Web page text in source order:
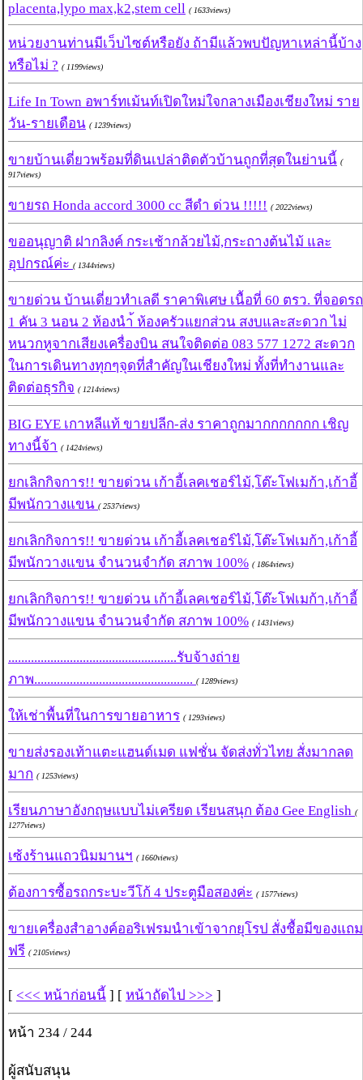
placenta,lypo max,k2,stem cell ( 1633views)
หน่วยงานท่านมีเว็บไซต์หรือยัง ถ้ามีแล้วพบปัญหาเหล่านี้บ้าง
หรือไม่ ? ( 1199views)
Life In Town อพาร์ทเม้นท์เปิดใหม่ใจกลางเมืองเชียงใหม่ ราย
วัน-รายเดือน ( 1239views)
ขายบ้านเดี่ยวพร้อมที่ดินเปล่าติดตัวบ้านถูกที่สุดในย่านนี้ (
917views)
ขายรถ Honda accord 3000 cc สีดำ ด่วน !!!!! ( 2022views)
ขออนุญาติ ฝากลิงค์ กระเช้ากล้วยไม้,กระถางต้นไม้ และ
อุปกรณ์ค่ะ ( 1344views)
ขายด่วน บ้านเดี่ยวทำเลดี ราคาพิเศษ เนื้อที่ 60 ตรว. ที่จอดรถ
1 คัน 3 นอน 2 ห้องนำ้ ห้องครัวแยกส่วน สงบและสะดวก ไม่
หนวกหูจากเสียงเครื่องบิน สนใจติดต่อ 083 577 1272 สะดวก
ในการเดินทางทุกๆจุดที่สำคัญในเชียงใหม่ ทั้งที่ทำงานและ
ติดต่อธุรกิจ ( 1214views)
BIG EYE เกาหลีแท้ ขายปลีก-ส่ง ราคาถูกมากกกกกกก เชิญ
ทางนี้จ้า ( 1424views)
ยกเลิกกิจการ!! ขายด่วน เก้าอี้เลคเชอร์ไม้,โต๊ะโฟเมก้า,เก้าอี้
มีพนักวางแขน ( 2537views)
ยกเลิกกิจการ!! ขายด่วน เก้าอี้เลคเชอร์ไม้,โต๊ะโฟเมก้า,เก้าอี้
มีพนักวางแขน จำนวนจำกัด สภาพ 100% ( 1864views)
ยกเลิกกิจการ!! ขายด่วน เก้าอี้เลคเชอร์ไม้,โต๊ะโฟเมก้า,เก้าอี้
มีพนักวางแขน จำนวนจำกัด สภาพ 100% ( 1431views)
....................................................รับจ้างถ่าย
ภาพ................................................. ( 1289views)
ให้เช่าพื้นที่ในการขายอาหาร ( 1293views)
ขายส่งรองเท้าแตะแฮนด์เมด แฟชั่น จัดส่งทั่วไทย สั่งมากลด
มาก ( 1253views)
เรียนภาษาอังกฤษแบบไม่เครียด เรียนสนุก ต้อง Gee English (
1277views)
เซ้งร้านแถวนิมมานฯ ( 1660views)
ต้องการซื้อรถกระบะวีโก้ 4 ประตูมือสองค่ะ ( 1577views)
ขายเครื่องสำอางค์ออริเฟรมนำเข้าจากยุโรป สั่งชื้อมีของแถม
ฟรี ( 2105views)
[ <<< หน้าก่อนนี้ ] [ หน้าถัดไป >>> ]
หน้า 234 / 244
ผู้สนับสนุน